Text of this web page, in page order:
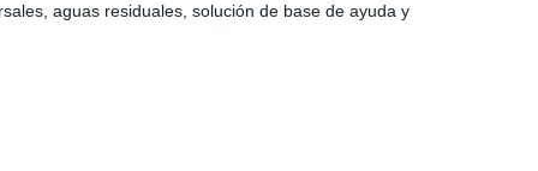
aguas residuales, solución de base de ayuda y